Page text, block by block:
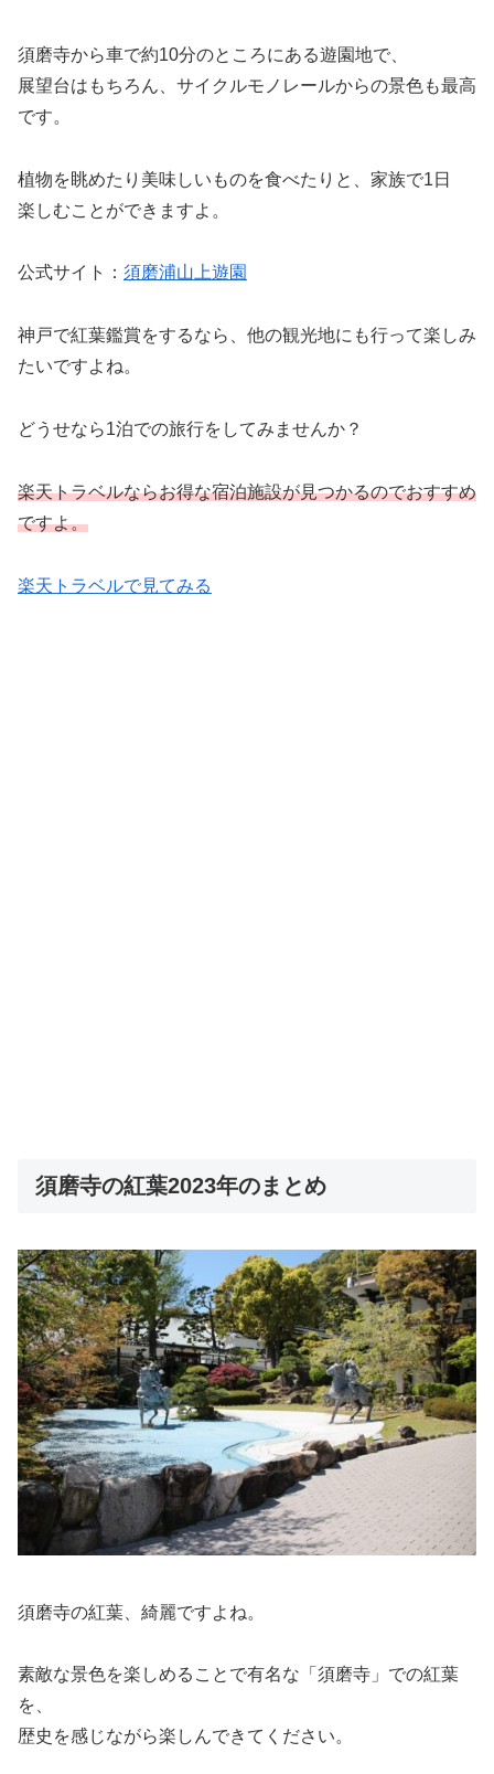
須磨寺から車で約10分のところにある遊園地で、
展望台はもちろん、サイクルモノレールからの景色も最高
です。
植物を眺めたり美味しいものを食べたりと、家族で1日
楽しむことができますよ。
公式サイト： 須磨浦山上遊園
神戸で紅葉鑑賞をするなら、他の観光地にも行って楽しみ
たいですよね。
どうせなら1泊での旅行をしてみませんか？
楽天トラベルならお得な宿泊施設が見つかるのでおすすめ
ですよ。
楽天トラベルで見てみる
須磨寺の紅葉2023年のまとめ
須磨寺の紅葉、綺麗ですよね。
素敵な景色を楽しめることで有名な「須磨寺」での紅葉
を、
歴史を感じながら楽しんできてください。